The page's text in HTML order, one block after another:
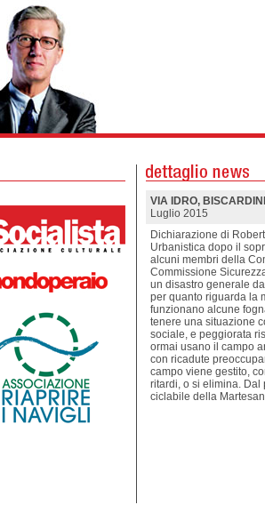
VIA IDRO,
Luglio 2015
Dichiarazione di
Urbanistica dopo il
alcuni membri della
Commissione
un disastro generale
per quanto riguarda la
funzionano alcune
tenere una situazione
sociale, e peggiorata
ormai usano il campo
con ricadute
campo viene gestito,
ritardi, o si elimina. Dal
ciclabile della